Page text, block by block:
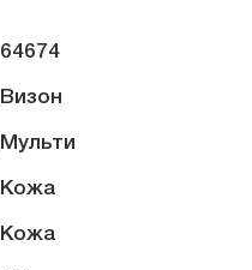
64674
Визон
Мульти
Кожа
Кожа